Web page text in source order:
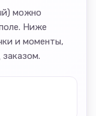
можно
Ниже
и моменты,